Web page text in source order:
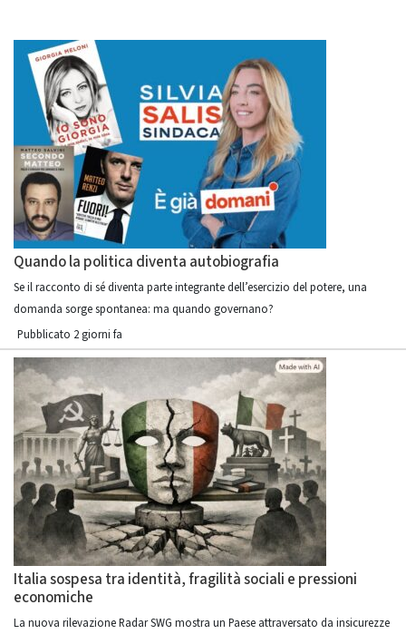
Quando la politica diventa autobiografia
Se il racconto di sé diventa parte integrante dell’esercizio del potere, una
domanda sorge spontanea: ma quando governano?
Pubblicato 2 giorni fa
Italia sospesa tra identità, fragilità sociali e pressioni
economiche
La nuova rilevazione Radar SWG mostra un Paese attraversato da insicurezze